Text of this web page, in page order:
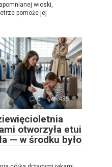
wioski,
pomoże jej
0 435
otworzyła etui
— w środku było